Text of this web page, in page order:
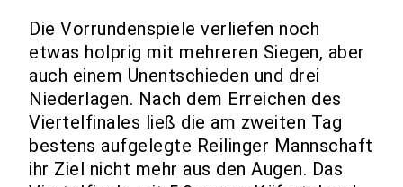
Die Vorrundenspiele verliefen noch
etwas holprig mit mehreren Siegen, aber
auch einem Unentschieden und drei
Niederlagen. Nach dem Erreichen des
Viertelfinales ließ die am zweiten Tag
bestens aufgelegte Reilinger Mannschaft
ihr Ziel nicht mehr aus den Augen. Das